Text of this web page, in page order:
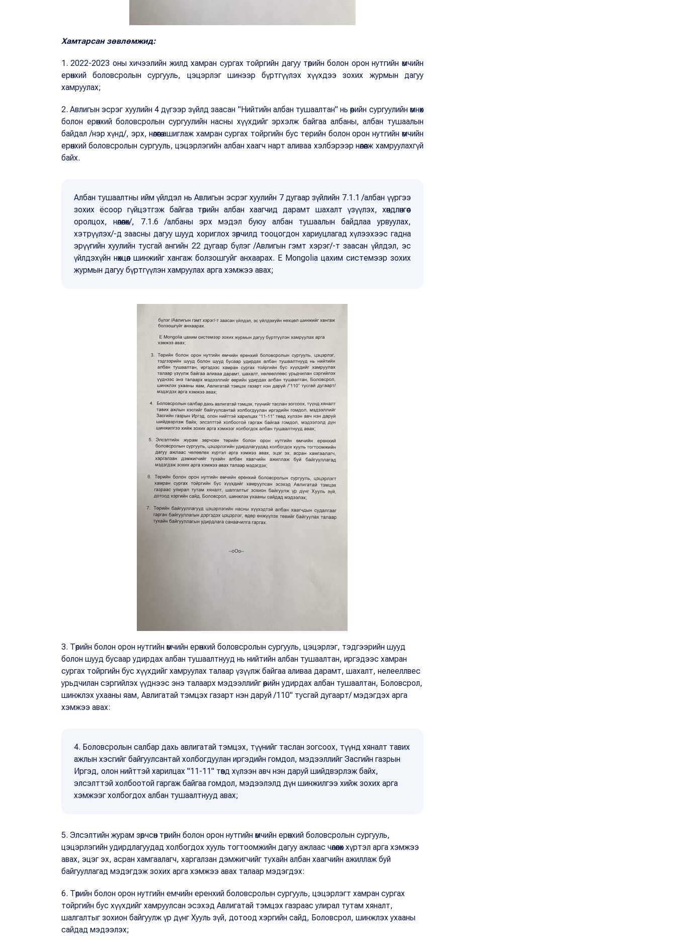
Хамтарсан зөвлөмжид:
1. 2022-2023 оны хичээлийн жилд хамран сургах тойргийн дагуу төрийн болон орон нутгийн өмчийн
ерөнхий боловсролын сургууль, цэцэрлэг шинээр бүртгүүлэх хүүхдээ зохих журмын дагуу
хамруулах;
2. Авлигын эсрэг хуулийн 4 дүгээр зүйлд заасан "Нийтийн албан тушаалтан" нь өөрийн сургуулийн өмнөх
болон ерөнхий боловсролын сургуулийн насны хүүхдийг эрхэлж байгаа албаны, албан тушаалын
байдал /нэр хүнд/, эрх, нөлөөгөө ашиглаж хамран сургах тойргийн бус терийн болон орон нутгийн өмчийн
ерөнхий боловсролын сургууль, цэцэрлэгийн албан хаагч нарт аливаа хэлбэрээр нөлөөлж хамруулахгүй
байх.
Албан тушаалтны ийм үйлдэл нь Авлигын эсрэг хуулийн 7 дугаар зүйлийн 7.1.1 /албан үүргээ
зохих ёсоор гүйцэтгэж байгаа төрийн албан хаагчид дарамт шахалт үзүүлэх, хөндлөнгөөс
оролцох, нөлөөлөх/, 7.1.6 /албаны эрх мэдэл буюу албан тушаалын байдлаа урвуулах,
хэтрүүлэх/-д заасны дагуу шууд хориглох зөрчилд тооцогдон хариуцлагад хүлээхээс гадна
эрүүгийн хуулийн тусгай ангийн 22 дугаар бүлэг /Авлигын гэмт хэрэг/-т заасан үйлдэл, эс
үйлдэхүйн нөхцөл шинжийг хангаж болзошгуйг анхаарах. E Mongolia цахим системээр зохих
журмын дагуу бүртгүүлэн хамруулах арга хэмжээ авах;
3. Төрийн болон орон нутгийн өмчийн ерөнхий боловсролын сургууль, цэцэрлэг, тэдгээрийн шууд
болон шууд бусаар удирдах албан тушаалтнууд нь нийтийн албан тушаалтан, иргэдээс хамран
сургах тойргийн бус хүүхдийг хамруулах талаар үзүүлж байгаа аливаа дарамт, шахалт, нелееллвес
урьдчилан сэргийлэх үүднээс энэ талаарх мэдээллийг өөрийн удирдах албан тушаалтан, Боловсрол,
шинжлэх ухааны яам, Авлигатай тэмцэх газарт нэн даруй /110" тусгай дугаарт/ мэдэгдэх арга
хэмжээ авах:
4. Боловсролын салбар дахь авлигатай тэмцэх, түүнийг таслан зогсоох, түүнд хяналт тавих
ажлын хэсгийг байгуулсантай холбогдуулан иргэдийн гомдол, мэдээллийг Засгийн газрын
Иргэд, олон нийттэй харилцах "11-11" төвд хүлээн авч нэн даруй шийдвэрлэж байх,
элсэлттэй холбоотой гаргаж байгаа гомдол, мэдээлэлд дүн шинжилгээ хийж зохих арга
хэмжээг холбогдох албан тушаалтнууд авах;
5. Элсэлтийн журам зөрчсөн төрийн болон орон нутгийн өмчийн ерөнхий боловсролын сургууль,
цэцэрлэгийн удирдлагуудад холбогдох хууль тогтоомжийн дагуу ажлаас чөлөөлөх хүртэл арга хэмжээ
авах, эцэг эх, асран хамгаалагч, харгалзан дэмжигчийг тухайн албан хаагчийн ажиллаж буй
байгууллагад мэдэгдэж зохих арга хэмжээ авах талаар мэдэгдэх:
6. Төрийн болон орон нутгийн емчийн еренхий боловсролын сургууль, цэцэрлэгт хамран сургах
тойргийн бус хүүхдийг хамруулсан эсэхэд Авлигатай тэмцэх газраас улирал тутам хяналт,
шалгалтыг зохион байгуулж үр дүнг Хууль зүй, дотоод хэргийн сайд, Боловсрол, шинжлэх ухааны
сайдад мэдээлэх;